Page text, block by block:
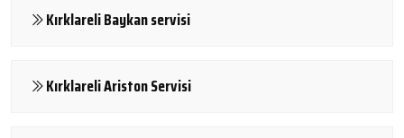
Kırklareli Baykan servisi
Kırklareli Ariston Servisi